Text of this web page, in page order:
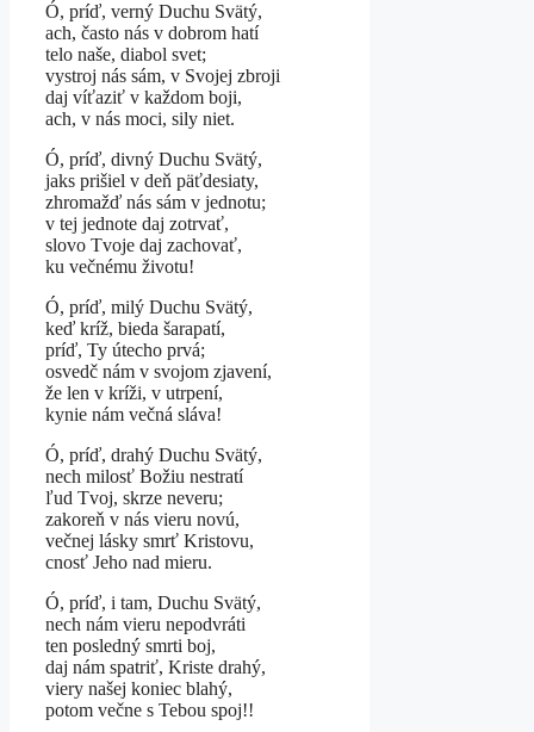
Ó, príď, verný Duchu Svätý,
ach, často nás v dobrom hatí
telo naše, diabol svet;
vystroj nás sám, v Svojej zbroji
daj víťaziť v každom boji,
ach, v nás moci, sily niet.
Ó, príď, divný Duchu Svätý,
jaks prišiel v deň päťdesiaty,
zhromažď nás sám v jednotu;
v tej jednote daj zotrvať,
slovo Tvoje daj zachovať,
ku večnému životu!
Ó, príď, milý Duchu Svätý,
keď kríž, bieda šarapatí,
príď, Ty útecho prvá;
osvedč nám v svojom zjavení,
že len v kríži, v utrpení,
kynie nám večná sláva!
Ó, príď, drahý Duchu Svätý,
nech milosť Božiu nestratí
ľud Tvoj, skrze neveru;
zakoreň v nás vieru novú,
večnej lásky smrť Kristovu,
cnosť Jeho nad mieru.
Ó, príď, i tam, Duchu Svätý,
nech nám vieru nepodvráti
ten posledný smrti boj,
daj nám spatriť, Kriste drahý,
viery našej koniec blahý,
potom večne s Tebou spoj!!